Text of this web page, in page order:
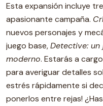
Esta expansión incluye
apasionante campaña.
nuevos personajes y
juego base,Detective:
moderno. Estarás a
para averiguar detalles
estrés rápidamente si
ponerlos entre rejas!